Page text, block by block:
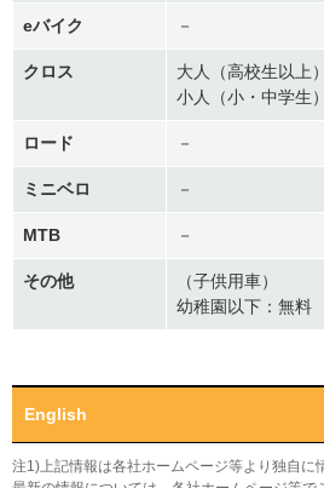
eバイク －
クロス
大人（高校生以上
小人（小・中学生
ロード －
ミニベロ －
MTB －
その他
（子供用車）
幼稚園以下：無料
English
注1)上記情報は各社ホームページ等より独自に